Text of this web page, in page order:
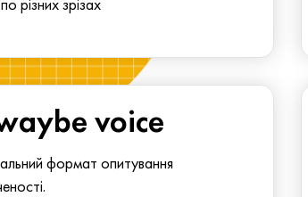
voice
формат опитування